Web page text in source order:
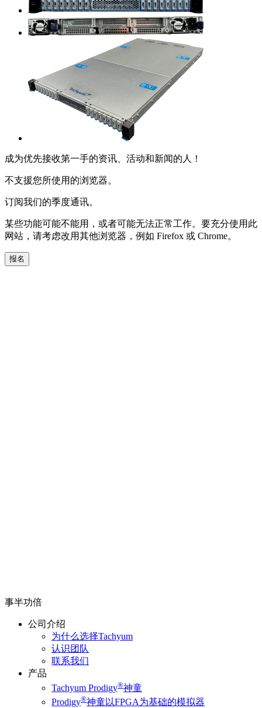
成为优先接收第一手的资讯、活动和新闻的人！
不支援您所使用的浏览器。
订阅我们的季度通讯。
某些功能可能不能用，或者可能无法正常工作。要充分使用此
网站，请考虑改用其他浏览器，例如 Firefox 或 Chrome。
报名
事半功倍
公司介绍
为什么选择Tachyum
认识团队
联系我们
产品
Tachyum Prodigy®神童
Prodigy®神童以FPGA为基础的模拟器